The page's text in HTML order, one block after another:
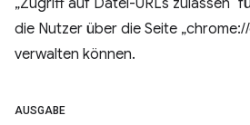
„Zugriff auf Datei-URLs zulassen“
die Nutzer über die Seite
verwalten können.
AUSGABE